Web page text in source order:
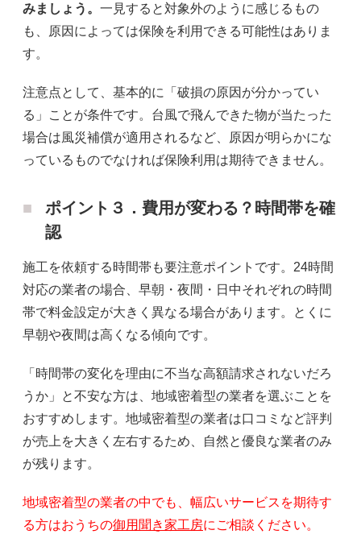
みましょう。 一見すると対象外のように感じるもの
も、原因によっては保険を利用できる可能性はありま
す。
注意点として、基本的に「破損の原因が分かってい
る」ことが条件です。台風で飛んできた物が当たった
場合は風災補償が適用されるなど、原因が明らかにな
っているものでなければ保険利用は期待できません。
ポイント３．費用が変わる？時間帯を確
認
施工を依頼する時間帯も要注意ポイントです。24時間
対応の業者の場合、早朝・夜間・日中それぞれの時間
帯で料金設定が大きく異なる場合があります。とくに
早朝や夜間は高くなる傾向です。
「時間帯の変化を理由に不当な高額請求されないだろ
うか」と不安な方は、地域密着型の業者を選ぶことを
おすすめします。地域密着型の業者は口コミなど評判
が売上を大きく左右するため、自然と優良な業者のみ
が残ります。
地域密着型の業者の中でも、幅広いサービスを期待す
る方はおうちの御用聞き家工房にご相談ください。